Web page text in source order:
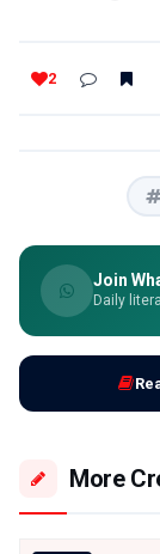
2
Join
Daily
More